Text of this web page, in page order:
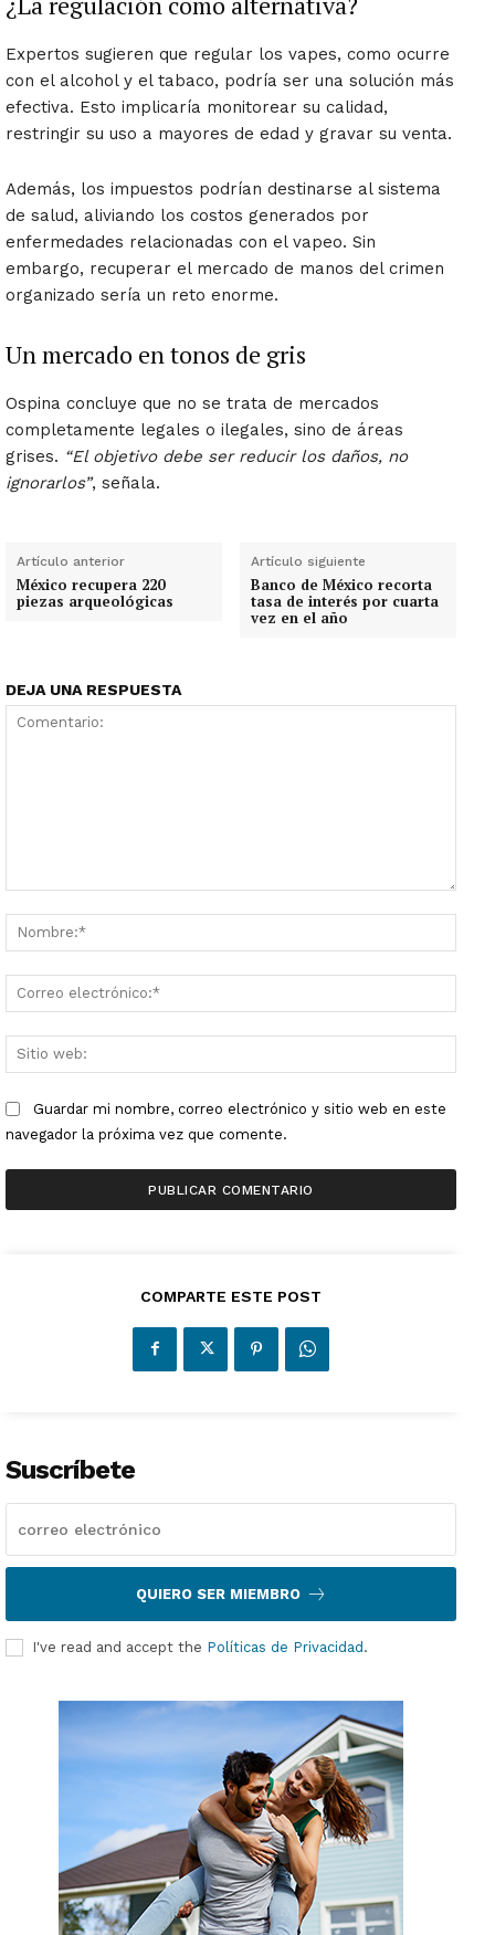
Expertos sugieren que regular los vapes, como ocurre
con el alcohol y el tabaco, podría ser una solución más
efectiva. Esto implicaría monitorear su calidad,
restringir su uso a mayores de edad y gravar su venta.
Además, los impuestos podrían destinarse al sistema
de salud, aliviando los costos generados por
enfermedades relacionadas con el vapeo. Sin
embargo, recuperar el mercado de manos del crimen
organizado sería un reto enorme.
Un mercado en tonos de gris
Ospina concluye que no se trata de mercados
completamente legales o ilegales, sino de áreas
grises. “El objetivo debe ser reducir los daños, no
ignorarlos”, señala.
Artículo anterior
México recupera 220
piezas arqueológicas
Artículo siguiente
Banco de México recorta
tasa de interés por cuarta
vez en el año
DEJA UNA RESPUESTA
web:
Guardar mi nombre, correo electrónico y sitio web en este
navegador la próxima vez que comente.
COMPARTE ESTE POST
Suscríbete
QUIERO SER MIEMBRO
I've read and accept the Políticas de Privacidad.